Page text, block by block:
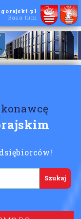
Baza firm